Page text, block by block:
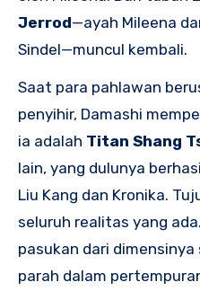
Jerrod—ayah Mileena
Sindel—muncul kembali.
Saat para pahlawan
penyihir, Damashi
ia adalah Titan Shang
lain, yang dulunya
Liu Kang dan Kronika.
seluruh realitas yang
pasukan dari
parah dalam